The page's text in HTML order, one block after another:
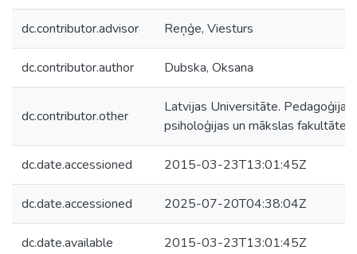
dc.contributor.advisor Reņģe, Viesturs
dc.contributor.author Dubska, Oksana
dc.contributor.other
Latvijas Universitāte. Pedagoģijas,
psiholoģijas un mākslas fakultāte
dc.date.accessioned 2015-03-23T13:01:45Z
dc.date.accessioned 2025-07-20T04:38:04Z
dc.date.available 2015-03-23T13:01:45Z